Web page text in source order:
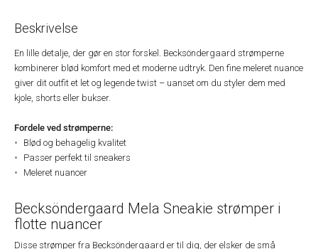
Beskrivelse
En lille detalje, der gør en stor forskel. Becksöndergaard strømperne
kombinerer blød komfort med et moderne udtryk. Den fine meleret nuance
giver dit outfit et let og legende twist – uanset om du styler dem med
kjole, shorts eller bukser.
Fordele ved strømperne:
Blød og behagelig kvalitet
Passer perfekt til sneakers
Meleret nuancer
Becksöndergaard Mela Sneakie strømper i
flotte nuancer
Disse strømper fra Becksöndergaard er til dig, der elsker de små